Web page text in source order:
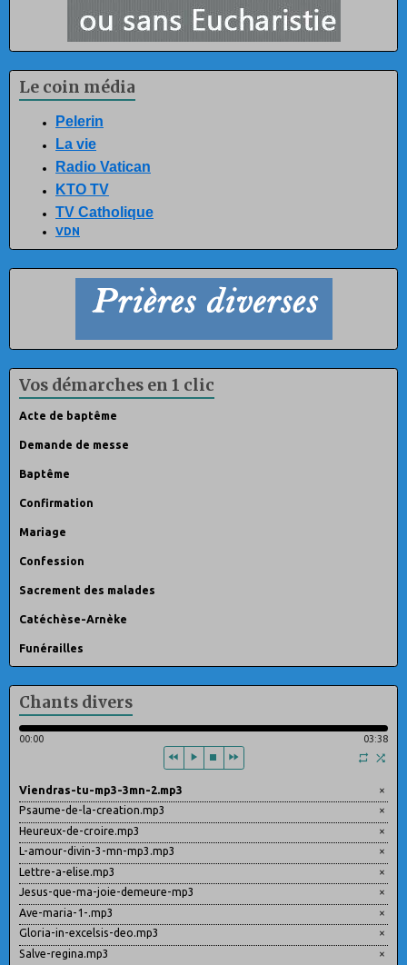
Le coin média
Pelerin
La vie
Radio Vatican
KTO TV
TV Catholique
VDN
Vos démarches en 1 clic
Acte de baptême
Demande de messe
Baptême
Confirmation
Mariage
Confession
Sacrement des malades
Catéchèse-Arnèke
Funérailles
Chants divers
00:00 03:38
×
Viendras-tu-mp3-3mn-2.mp3
×
Psaume-de-la-creation.mp3
×
Heureux-de-croire.mp3
×
L-amour-divin-3-mn-mp3.mp3
×
Lettre-a-elise.mp3
×
Jesus-que-ma-joie-demeure-mp3
×
Ave-maria-1-.mp3
×
Gloria-in-excelsis-deo.mp3
×
Salve-regina.mp3